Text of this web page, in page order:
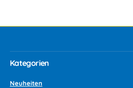
Kategorien
Neuheiten